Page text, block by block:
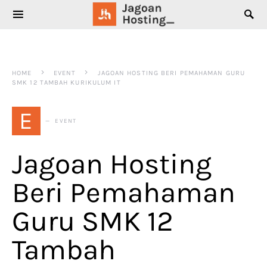
SEARCH FOR:
HOME EVENT
JAGOAN HOSTING BERI PEMAHAMAN GURU
SMK 12 TAMBAH KURIKULUM IT
E EVENT
Jagoan Hosting
Beri Pemahaman
Guru SMK 12
Tambah